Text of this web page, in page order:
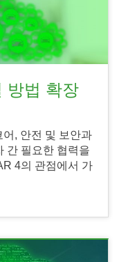
방법 확장
, 안전 및 보안과
간 필요한 협력을
4의 관점에서 가